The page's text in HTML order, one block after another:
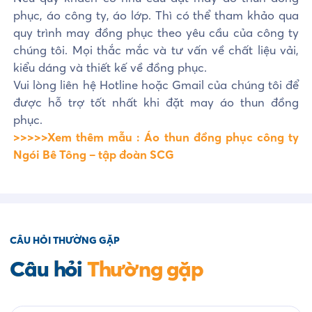
phục, áo công ty, áo lớp. Thì có thể tham khảo qua
quy trình may đồng phục theo yêu cầu của công ty
chúng tôi. Mọi thắc mắc và tư vấn về chất liệu vải,
kiểu dáng và thiết kế về đồng phục.
Vui lòng liên hệ Hotline hoặc Gmail của chúng tôi để
được hỗ trợ tốt nhất khi đặt may áo thun đồng
phục.
>>>>>Xem thêm mẫu : Áo thun đồng phục công ty
Ngói Bê Tông – tập đoàn SCG
CÂU HỎI THƯỜNG GẶP
Câu hỏiThường gặp